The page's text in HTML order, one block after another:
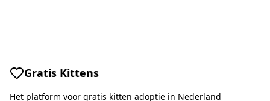
Gratis Kittens
Het platform voor gratis kitten adoptie in Nederland